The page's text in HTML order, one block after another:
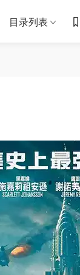
目录列表